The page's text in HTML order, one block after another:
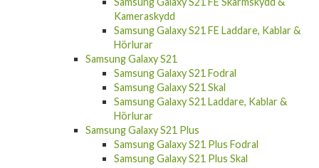
Hörlurar
Samsung Galaxy S21 FE
Samsung Galaxy S21 FE Fodral
Samsung Galaxy S21 FE Skal
Samsung Galaxy S21 FE Skärmskydd &
Kameraskydd
Samsung Galaxy S21 FE Laddare, Kablar &
Hörlurar
Samsung Galaxy S21
Samsung Galaxy S21 Fodral
Samsung Galaxy S21 Skal
Samsung Galaxy S21 Laddare, Kablar &